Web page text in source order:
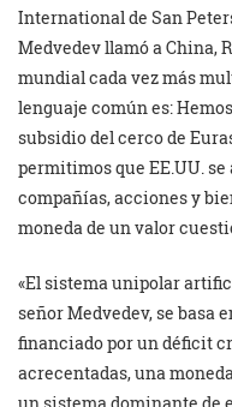
International de San
Medvedev llamó a China,
mundial cada vez más
lenguaje común es:
subsidio del cerco de
permitimos que EE.UU.
compañías, acciones y
moneda de un valor
«El sistema unipolar
señor Medvedev, se basa
financiado por un déficit
acrecentadas, una
un sistema dominante de